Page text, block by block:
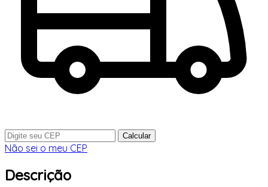
Calcular
Não sei o meu CEP
Descrição